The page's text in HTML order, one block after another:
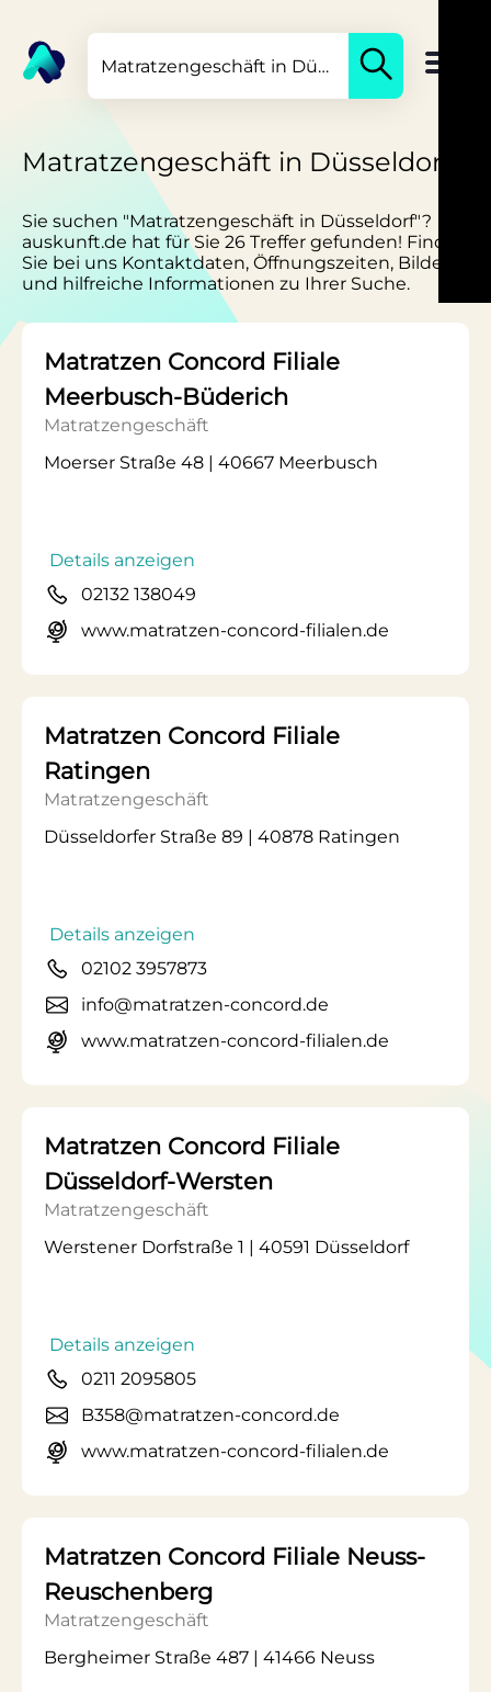
Matratzengeschäft in Düsseldorf
Sie suchen "Matratzengeschäft in Düsseldorf"?
auskunft.de hat für Sie 26 Treffer gefunden! Finden
Sie bei uns Kontaktdaten, Öffnungszeiten, Bilder
und hilfreiche Informationen zu Ihrer Suche.
Matratzen Concord Filiale
Meerbusch-Büderich
Matratzengeschäft
Moerser Straße 48 | 40667 Meerbusch
Details anzeigen
02132 138049
www.matratzen-concord-filialen.de
Matratzen Concord Filiale
Ratingen
Matratzengeschäft
Düsseldorfer Straße 89 | 40878 Ratingen
Details anzeigen
02102 3957873
info@matratzen-concord.de
www.matratzen-concord-filialen.de
Matratzen Concord Filiale
Düsseldorf-Wersten
Matratzengeschäft
Werstener Dorfstraße 1 | 40591 Düsseldorf
Details anzeigen
0211 2095805
B358@matratzen-concord.de
www.matratzen-concord-filialen.de
Matratzen Concord Filiale Neuss-
Reuschenberg
Matratzengeschäft
Bergheimer Straße 487 | 41466 Neuss